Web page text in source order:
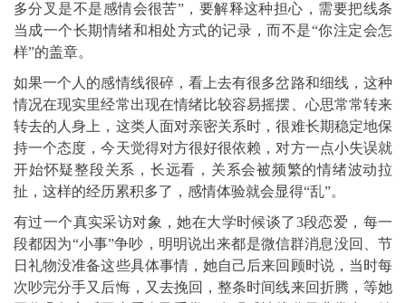
多分叉是不是感情会很苦”，要解释这种担心，需要把线条
当成一个长期情绪和相处方式的记录，而不是“你注定会怎
样”的盖章。
如果一个人的感情线很碎，看上去有很多岔路和细线，这种
情况在现实里经常出现在情绪比较容易摇摆、心思常常转来
转去的人身上，这类人面对亲密关系时，很难长期稳定地保
持一个态度，今天觉得对方很好很依赖，对方一点小失误就
开始怀疑整段关系，长远看，关系会被频繁的情绪波动拉
扯，这样的经历累积多了，感情体验就会显得“乱”。
有过一个真实采访对象，她在大学时候谈了3段恋爱，每一
段都因为“小事”争吵，明明说出来都是微信群消息没回、节
日礼物没准备这些具体事情，她自己后来回顾时说，当时每
次吵完分手又后悔，又去挽回，整条时间线来回折腾，等她